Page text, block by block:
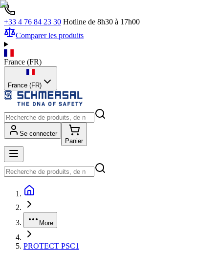
+33 4 76 84 23 30 Hotline de 8h30 à 17h00
Comparer les produits
France (FR)
France (FR)
Se connecter
Panier
More
PROTECT PSC1